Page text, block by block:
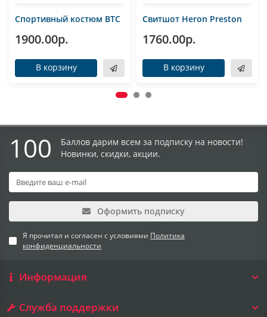
Спортивный костюм BTC
1900.00р.
В корзину
Свитшот Heron Preston
1760.00р.
В корзину
100
Баллов дарим всем за подписку на новости!
Новинки, скидки, акции.
Оформить подписку
Я прочитал и согласен с условиями Политика
конфиденциальности
Информация
Служба поддержки